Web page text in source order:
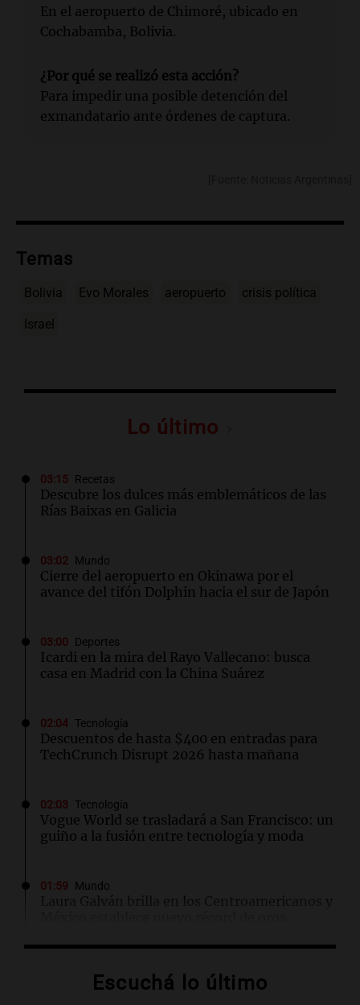
En el aeropuerto de Chimoré, ubicado en
Cochabamba, Bolivia.
¿Por qué se realizó esta acción?
Para impedir una posible detención del
exmandatario ante órdenes de captura.
Temas
Bolivia Evo Morales aeropuerto crisis política
Israel
Lo último
03:15 Recetas
Descubre los dulces más emblemáticos de las
Rías Baixas en Galicia
03:02 Mundo
Cierre del aeropuerto en Okinawa por el
avance del tifón Dolphin hacia el sur de Japón
03:00 Deportes
Icardi en la mira del Rayo Vallecano: busca
casa en Madrid con la China Suárez
02:04 Tecnología
Descuentos de hasta $400 en entradas para
TechCrunch Disrupt 2026 hasta mañana
02:03 Tecnología
Vogue World se trasladará a San Francisco: un
guiño a la fusión entre tecnología y moda
01:59 Mundo
Laura Galván brilla en los Centroamericanos y
La fertilización podría depender del trabajo en
Escuchá lo último